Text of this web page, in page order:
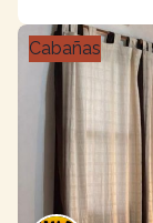
Cabañas